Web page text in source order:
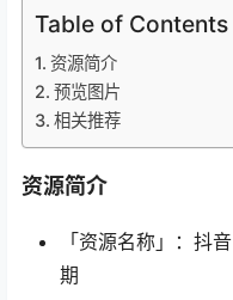
Table of Contents
资源简介
预览图片
相关推荐
资源简介
「资源名称」：抖音
期